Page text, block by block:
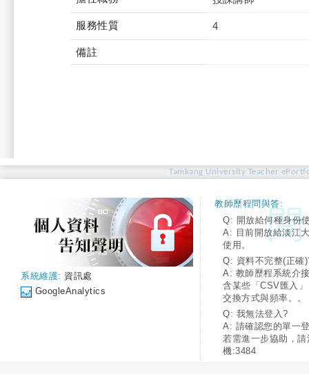
服務性質 4
備註
Tamkang University Teacher
系統維護: 資訊處
GoogleAnalytics
教師歷程問與答:
Q: 開放給何種身份
A: 目前開放給淡江
使用。
Q: 資料不完整(正確
A: 教師歷程系統介
含某些「CSV匯入
交換方式與頻率。。
Q: 我無法登入?
A: 請確認您的單一
若需進一步協助，
機:3484